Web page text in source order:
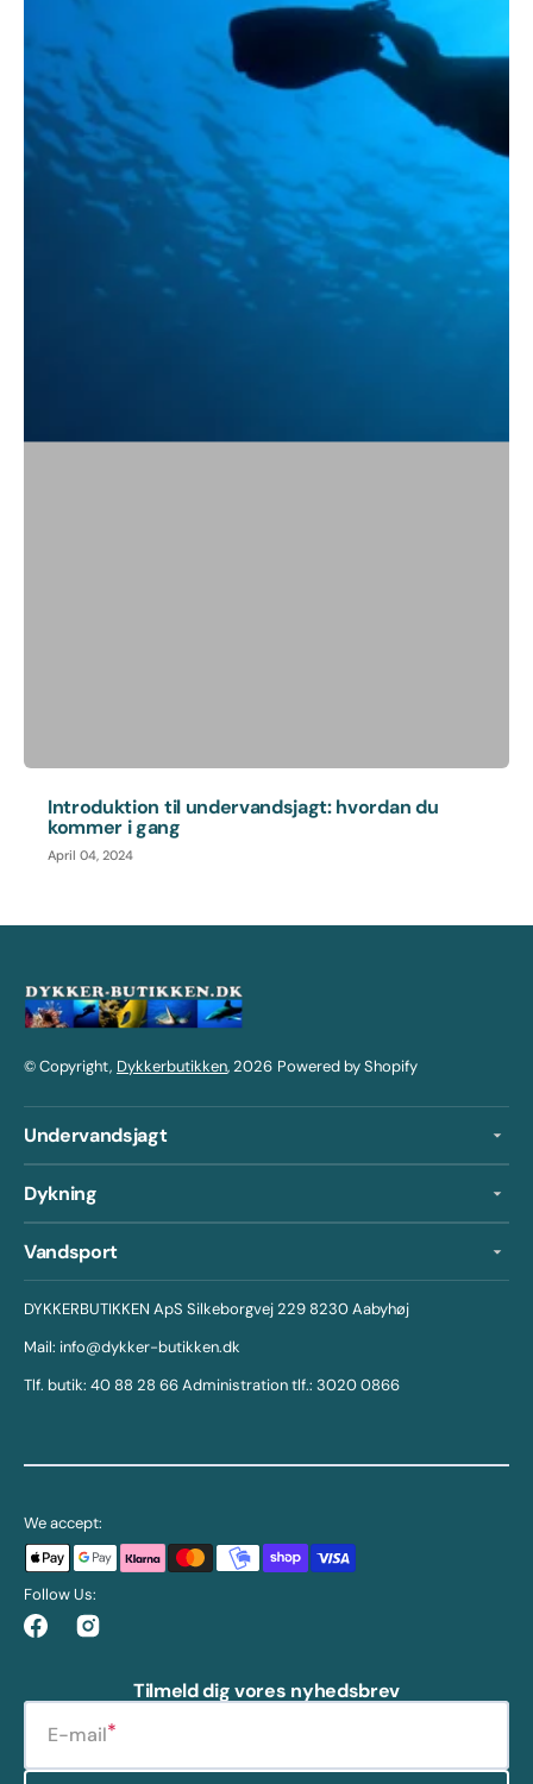
Introduktion til undervandsjagt: hvordan du
kommer i gang
April 04, 2024
© Copyright, Dykkerbutikken, 2026 Powered by Shopify
Undervandsjagt
Dykning
Vandsport
DYKKERBUTIKKEN ApS Silkeborgvej 229 8230 Aabyhøj
Mail: info@dykker-butikken.dk
Tlf. butik: 40 88 28 66 Administration tlf.: 3020 0866
We accept:
Follow Us:
FacebookInstagram
Tilmeld dig vores nyhedsbrev
E-mail